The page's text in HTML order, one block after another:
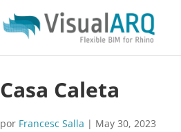
Casa Caleta
por Francesc Salla | May 30, 2023